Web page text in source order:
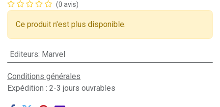
(0 avis)
Ce produit n'est plus disponible.
Editeurs: Marvel
Conditions générales
Expédition : 2-3 jours ouvrables